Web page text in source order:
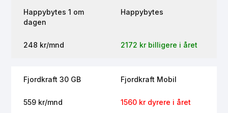
Happybytes 1 om
dagen
Happybytes
248 kr/mnd 2172 kr billigere i året
Fjordkraft 30 GB Fjordkraft Mobil
559 kr/mnd 1560 kr dyrere i året